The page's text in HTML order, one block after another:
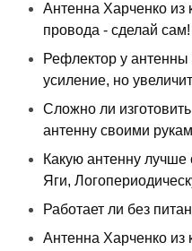
Антенна Харченко из
провода - сделай сам!
Рефлектор у
усиление, но
Сложно ли
антенну своими
Какую антенну лучше
Яги,
Работает ли без
Антенна Харченко из